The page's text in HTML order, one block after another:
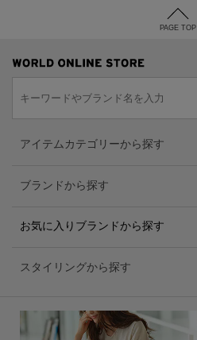
PAGE TOP
アイテムカテゴリーから探す
ブランドから探す
お気に入りブランドから探す
スタイリングから探す